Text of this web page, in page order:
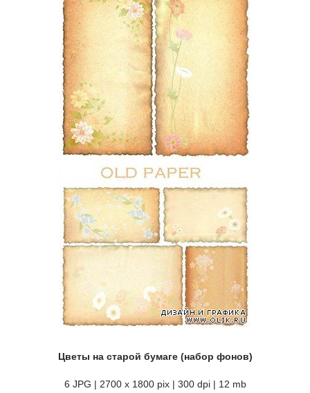
Цветы на старой бумаге (набор фонов)
6 JPG | 2700 x 1800 pix | 300 dpi | 12 mb